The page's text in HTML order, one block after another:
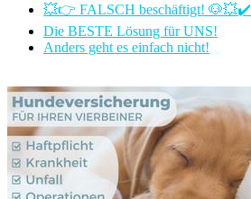
💥👉 FALSCH beschäftigt! 🐶💥✔️
Die BESTE Lösung für UNS!
Anders geht es einfach nicht!